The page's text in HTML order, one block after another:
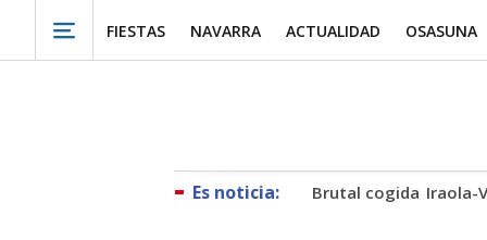
Brutal cogida Iraola-
FIESTAS NAVARRA ACTUALIDAD OSASUNA